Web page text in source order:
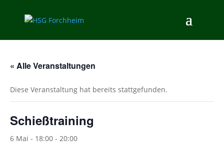
« Alle Veranstaltungen
Diese Veranstaltung hat bereits stattgefunden.
Schießtraining
6 Mai - 18:00 - 20:00